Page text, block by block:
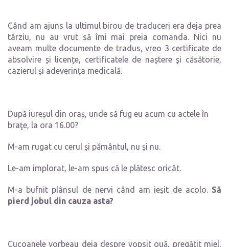
Când am ajuns la ultimul birou de traduceri era deja prea
târziu, nu au vrut să îmi mai preia comanda. Nici nu
aveam multe documente de tradus, vreo 3 certificate de
absolvire și licențe, certificatele de naştere şi căsătorie,
cazierul şi adeverinţa medicală.
După iureșul din oraș, unde să fug eu acum cu actele în
braţe, la ora 16.00?
M-am rugat cu cerul şi pământul, nu şi nu.
Le-am implorat, le-am spus că le plătesc oricât.
M-a bufnit plânsul de nervi când am ieşit de acolo. Să
pierd jobul din cauza asta?
Cucoanele vorbeau deja despre vopsit ouă, pregătit miel,